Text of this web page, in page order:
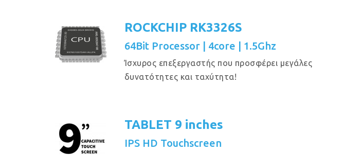
ROCKCHIP RK3326S
64Bit Processor | 4core | 1.5Ghz
Ίσχυρος επεξεργαστής που προσφέρει μεγάλες
δυνατότητες και ταχύτητα!
TABLET 9 inches
IPS HD Touchscreen